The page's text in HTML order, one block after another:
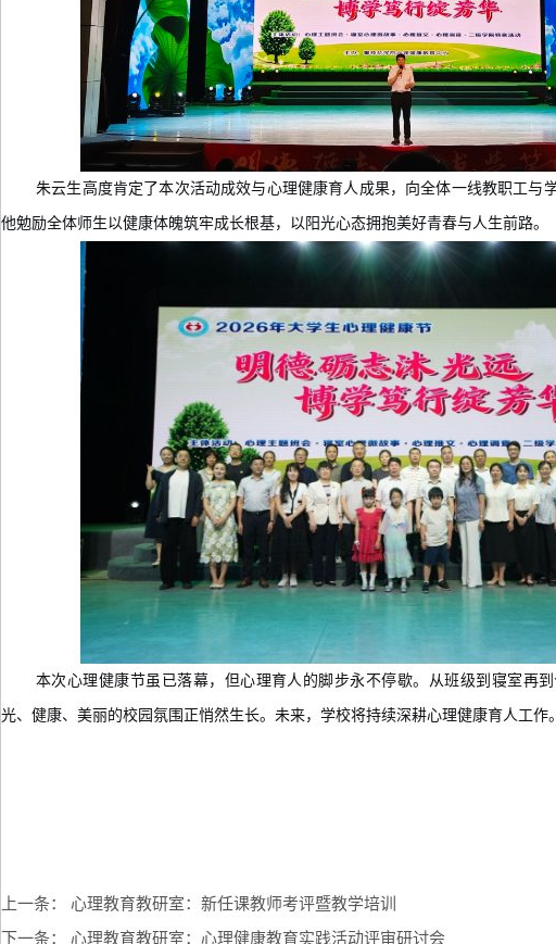
朱云生 高度肯定了本次活动成效与心理健康育人成果，向全体一线教职工与
他勉励全体师生以健康体魄筑牢成长根基，以阳光心态拥抱美好青春与人生前路。
本次心理健康节虽已落幕，但心理育人的脚步永不停歇。从班级到寝室再
光、健康、美丽的校园氛围正悄然生长。 未来， 学校将持续深耕心理健康育人工作。
上一条： 心理教育教研室：新任课教师考评暨教学培训
下一条： 心理教育教研室：心理健康教育实践活动评审研讨会